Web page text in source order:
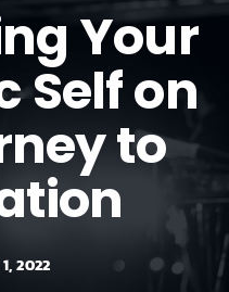
Your
Self on
to
2022